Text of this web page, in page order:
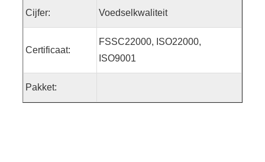
Cijfer: Voedselkwaliteit
Certificaat:
FSSC22000, ISO22000,
ISO9001
Pakket: